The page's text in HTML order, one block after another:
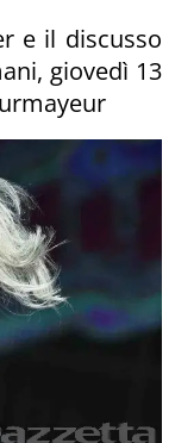
e il discusso
giovedì 13